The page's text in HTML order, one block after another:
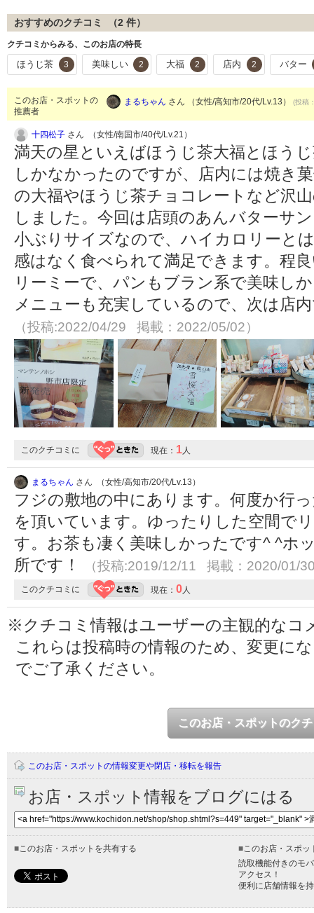
おすすめのクチコミ （2 件）
クチコミからみる、このお店の特長
ほうじ茶 3 美味しい 2 大福 2 店内 2 バター
このお店・スポットの
推薦者
まるちゃん さん （女性/高知市/20代/Lv.13） (投稿
十四松子 さん （女性/南国市/40代/Lv.21）
満天の星といえばほうじ茶大福とほう
しかなかったのですが、店内には焼き
の大福やほうじ茶チョコレートなど沢
しました。今回は店頭のあんバターサ
小ぶりサイズなので、ハイカロリーと
感はなく食べられて満足できます。程
リーミーで、パンもブラン系で美味し
メニューも充実しているので、次は店
（投稿:2022/04/29 掲載：2022/05/02）
このクチコミに 現在： 1 人
まるちゃん さん （女性/高知市/20代/Lv.13）
フジの敷地の中にあります。何度か行
を頂いています。ゆったりした空間で
す。お茶も凄く美味しかったです^ ^ホ
所です！
（投稿:2019/12/11 掲載：2020/01/
このクチコミに 現在： 0 人
※クチコミ情報はユーザーの主観的なコ
これらは投稿時の情報のため、変更に
でご了承ください。
このお店・スポットのク
このお店・スポットの情報変更や閉店・移転を報告
お店・スポット情報をブログにはる
■ このお店・スポットを共有する ■ このお店・スポ
読取機能付きのモ
アクセス！
便利に店舗情報を